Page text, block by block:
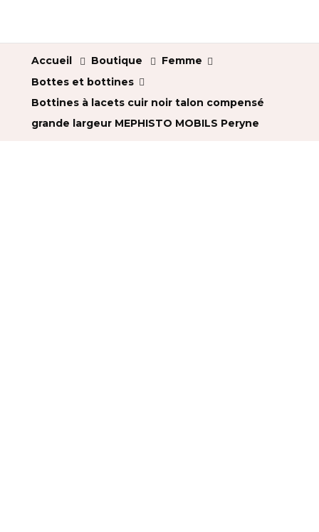
Accueil Boutique
Femme
Bottes et bottines
Bottines à lacets cuir noir talon compensé
grande largeur MEPHISTO MOBILS Peryne